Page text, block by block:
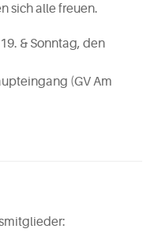
sich alle freuen.
& Sonntag, den
(GV Am